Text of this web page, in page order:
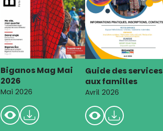
Biganos Mag Mai
2026
Mai 2026
Guide des services
aux familles
Avril 2026